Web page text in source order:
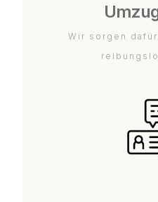
Wir sorgen